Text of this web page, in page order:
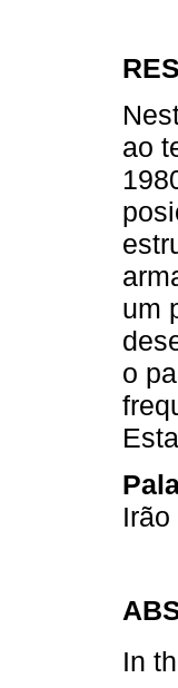
ao
um
o
Irão
In